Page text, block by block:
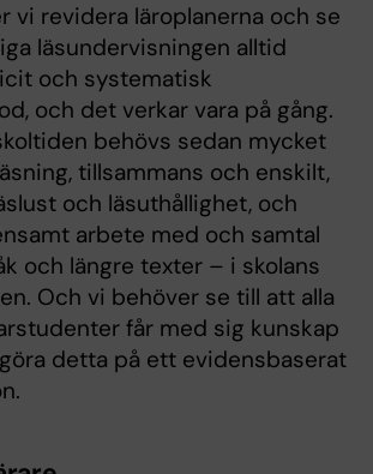
vi revidera läroplanerna och se
läsundervisningen alltid
och systematisk
och det verkar vara på gång.
behövs sedan mycket
tillsammans och enskilt,
och läsuthållighet, och
arbete med och samtal
och längre texter – i skolans
Och vi behöver se till att alla
får med sig kunskap
detta på ett evidensbaserat